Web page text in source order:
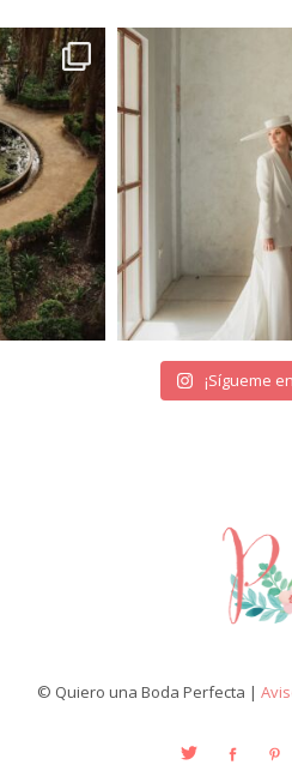
¡Sígueme
© Quiero una Boda Perfecta |